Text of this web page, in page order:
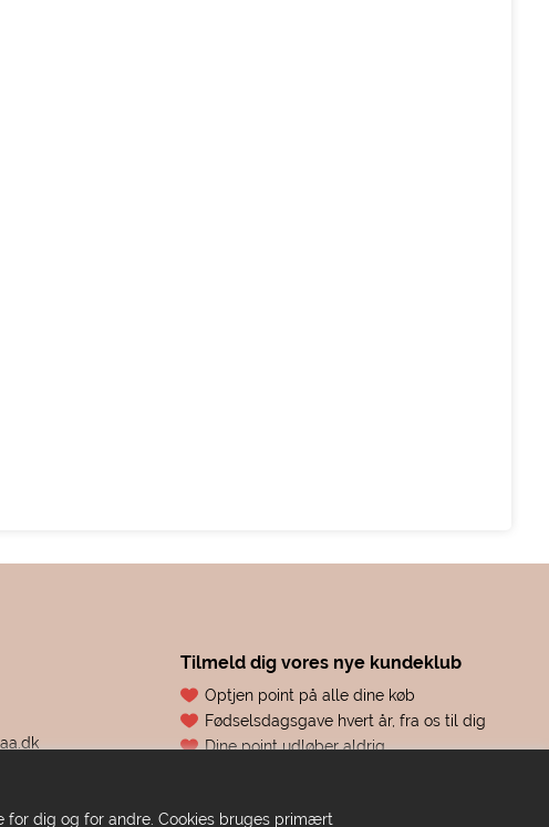
for dig og for andre. Cookies bruges primært
Tilmeld dig vores nye kundeklub
Optjen point på alle dine køb
Fødselsdagsgave hvert år, fra os til dig
Dine point udløber aldrig